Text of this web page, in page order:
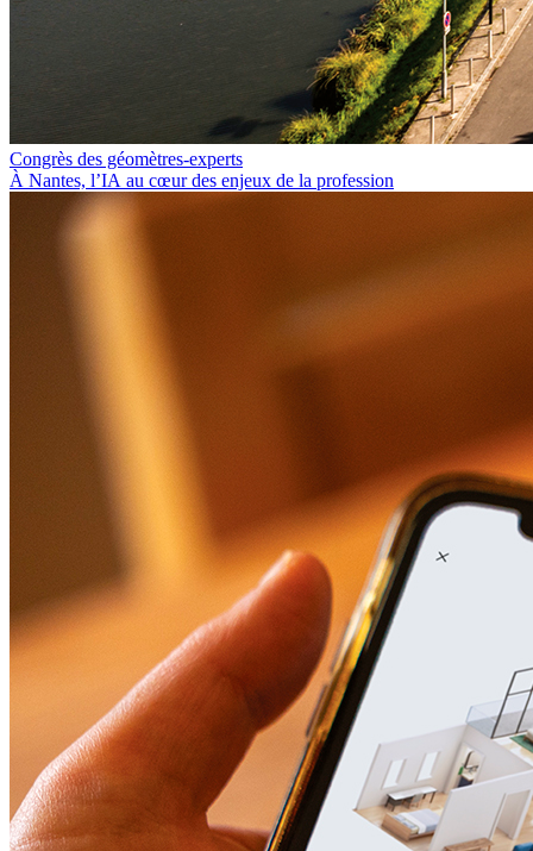
Congrès des géomètres-experts
À Nantes, l’IA au cœur des enjeux de la profession